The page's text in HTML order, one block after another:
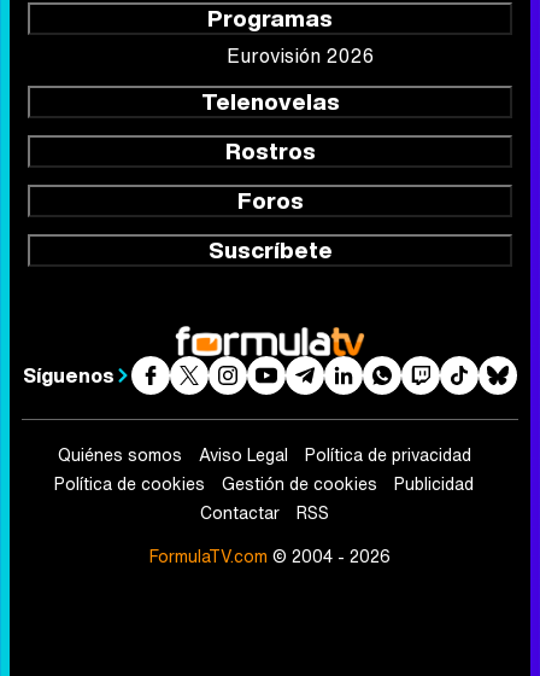
Programas
Eurovisión 2026
Telenovelas
Rostros
Foros
Suscríbete
Síguenos
Quiénes somos Aviso Legal
Política de privacidad
Política de cookies
Gestión de cookies
Publicidad
Contactar
RSS
FormulaTV.com © 2004 - 2026